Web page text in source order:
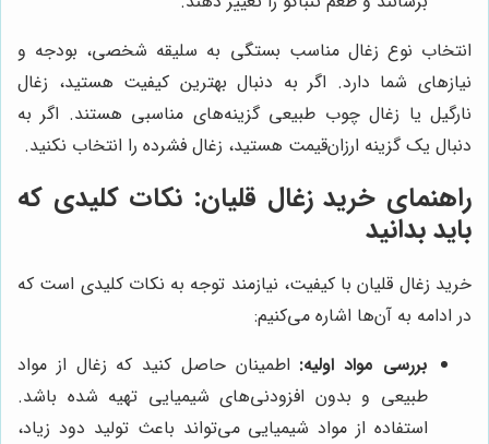
انتخاب نوع زغال مناسب بستگی به سلیقه شخصی، بودجه و
نیازهای شما دارد. اگر به دنبال بهترین کیفیت هستید، زغال
نارگیل یا زغال چوب طبیعی گزینه‌های مناسبی هستند. اگر به
دنبال یک گزینه ارزان‌قیمت هستید، زغال فشرده را انتخاب نکنید.
راهنمای خرید زغال قلیان: نکات کلیدی که
باید بدانید
خرید زغال قلیان با کیفیت، نیازمند توجه به نکات کلیدی است که
در ادامه به آن‌ها اشاره می‌کنیم:
بررسی مواد اولیه: اطمینان حاصل کنید که زغال از مواد
طبیعی و بدون افزودنی‌های شیمیایی تهیه شده باشد.
استفاده از مواد شیمیایی می‌تواند باعث تولید دود زیاد،